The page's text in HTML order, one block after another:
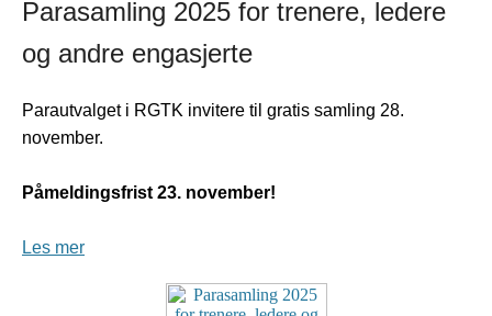
Parasamling 2025 for trenere, ledere
og andre engasjerte
Parautvalget i RGTK invitere til gratis samling 28.
november.
Påmeldingsfrist 23. november!
Les mer